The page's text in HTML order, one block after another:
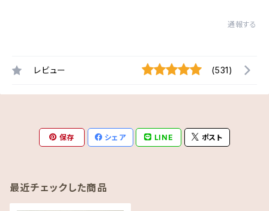
通報する
レビュー (531)
保存 シェア LINE ポスト
最近チェックした商品